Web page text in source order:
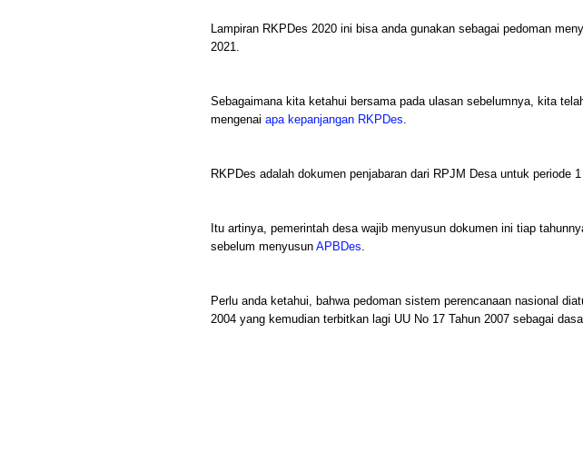
Lampiran RKPDes 2020 ini bisa anda gunakan sebagai pedoman
2021.
Sebagaimana kita ketahui bersama pada ulasan sebelumnya, kita
mengenai apa kepanjangan RKPDes.
RKPDes adalah dokumen penjabaran dari RPJM Desa untuk periode
Itu artinya, pemerintah desa wajib menyusun dokumen ini tiap
sebelum menyusun APBDes.
Perlu anda ketahui, bahwa pedoman sistem perencanaan nasional
2004 yang kemudian terbitkan lagi UU No 17 Tahun 2007 sebagai